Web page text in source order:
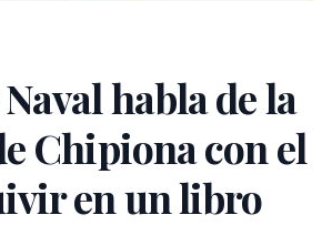
habla de la
Chipiona con el
en un libro